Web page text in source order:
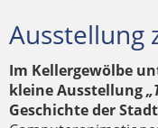
Ausstellung
Im Kellergewölbe
kleine Ausstellung
Geschichte der